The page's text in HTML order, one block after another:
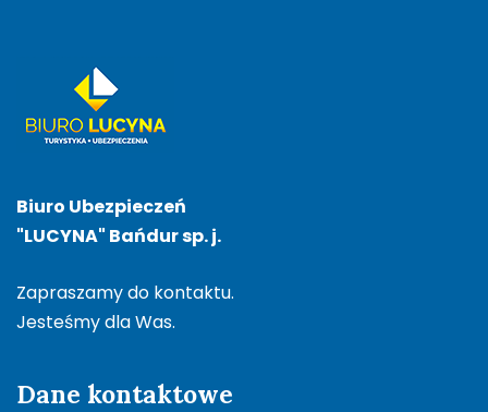
Biuro Ubezpieczeń
"LUCYNA" Bańdur sp. j.
Zapraszamy do kontaktu.
Jesteśmy dla Was.
Dane kontaktowe